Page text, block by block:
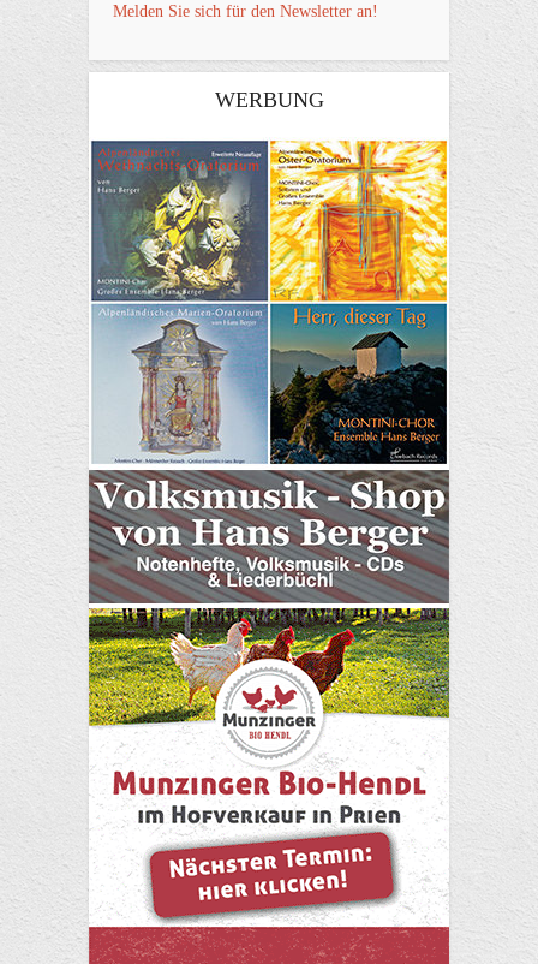
Melden Sie sich für den Newsletter an!
WERBUNG